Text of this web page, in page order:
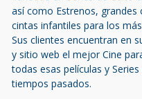
así como Estrenos, grandes
cintas infantiles para los
Sus clientes encuentran en
y sitio web el mejor Cine
todas esas películas y
tiempos pasados.